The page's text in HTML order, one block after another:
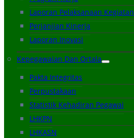
Laporan Pelaksanaan Kegiatan
Perjanjian Kinerja
Laporan Inovasi
Kepegawaian Dan Ortala
Pakta Integritas
Perpustakaan
Statistik Kehadiran Pegawai
LHKPN
LHKASN